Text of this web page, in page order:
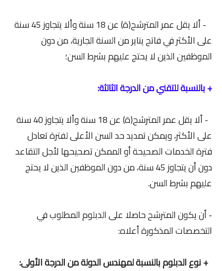
- ألا يقل عمر المترشح(ة) عن 18 سنة وألا يتجاوز 45 سنة
على الأكثر في فاتح يناير من السنة الجارية، من دون
الموظفين الذين لا يحتج عليهم بشرط السن؛
+ بالنسبة للتقني من الدرجة الثالثة:
- ألا يقل عمر المترشح(ة) عن 18 سنة وألا يتجاوز 40 سنة
على الأكثر، ويمكن تمديد حد السن الأعلى لفترة تعادل
فترة الخدمات الصحيحة أو الممكن تصحيحها لأجل التقاعد
دون أن يتجاوز 45 سنة، من دون الموظفين الذين لا يحتج
عليهم بشرط السن.
- أن يكون المترشح حاصلا على الدبلوم المطلوب في
التخصصات المذكورة أعلاه:
+ نوع الدبلوم بالنسبة لمهندس الدولة من الدرجة الأولى: